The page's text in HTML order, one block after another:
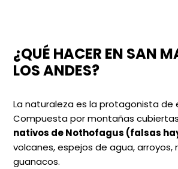
¿QUÉ HACER EN SAN
LOS ANDES?
La naturaleza es la protagonista de
Compuesta por montañas
nativos deNothofagus (falsas
volcanes, espejos de agua, arroyos,
guanacos.